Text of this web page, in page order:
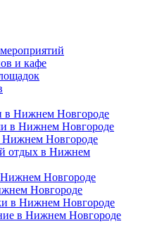
и кафе
в Нижнем Новгороде
в Нижнем Новгороде
Нижнем Новгороде
отдых в Нижнем
Нижнем Новгороде
Новгороде
в Нижнем Новгороде
в Нижнем Новгороде